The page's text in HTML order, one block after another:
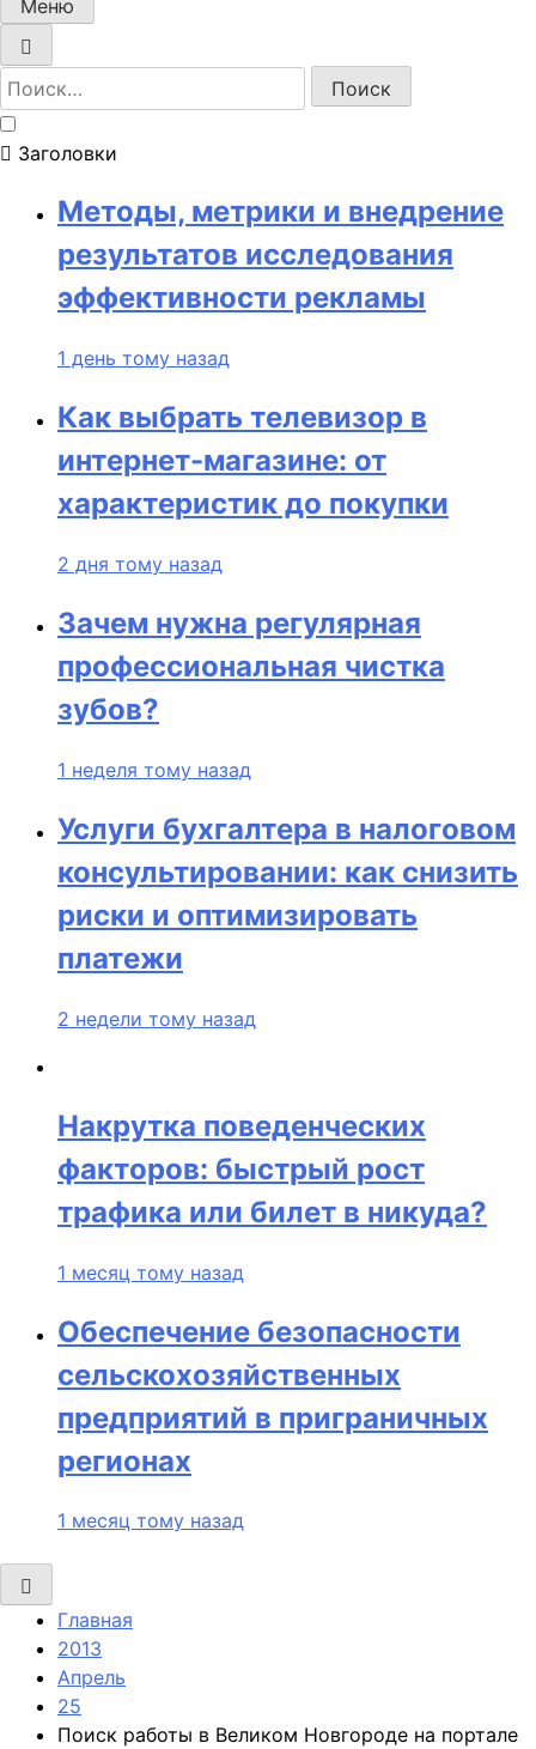
Меню
Найти:
Заголовки
Методы, метрики и внедрение
результатов исследования
эффективности рекламы
1 день тому назад
Как выбрать телевизор в
интернет-магазине: от
характеристик до покупки
2 дня тому назад
Зачем нужна регулярная
профессиональная чистка
зубов?
1 неделя тому назад
Услуги бухгалтера в налоговом
консультировании: как снизить
риски и оптимизировать
платежи
2 недели тому назад
Накрутка поведенческих
факторов: быстрый рост
трафика или билет в никуда?
1 месяц тому назад
Обеспечение безопасности
сельскохозяйственных
предприятий в приграничных
регионах
1 месяц тому назад
Главная
2013
Апрель
25
Поиск работы в Великом Новгороде на портале